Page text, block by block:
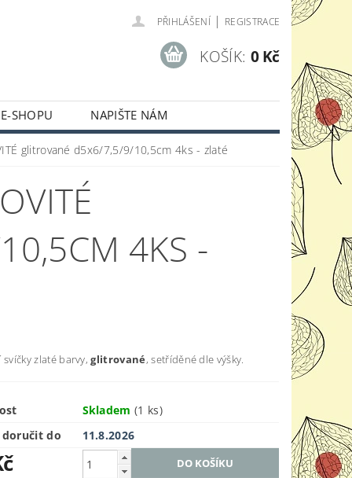
PŘIHLÁŠENÍ | REGISTRACE
KOŠÍK: 0 Kč
SHOPU NAPIŠTE NÁM
glitrované d5x6/7,5/9/10,5cm 4ks - zlaté
4KS -
svíčky zlaté barvy,glitrované, setříděné dle výšky.
Skladem(1 ks)
doručit do
11.8.2026